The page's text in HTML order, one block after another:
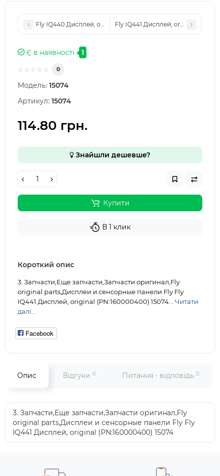
Fly IQ440 Дисплей, original (PN:160000414)
Fly IQ441 Дисплей, original
Є в наявності 1
0
Модель: 15074
Артикул: 15074
114.80 грн.
Знайшли дешевше?
Купити
В 1 клик
Короткий опис
3. Запчасти,Еще запчасти,Запчасти оригинал,Fly
original parts,Дисплеи и сенсорные панели Fly Fly
IQ441 Дисплей, original (PN:160000400) 15074... Читати
далі...
Facebook
Опис Відгуки 0 Питання - відповідь 0
3. Запчасти,Еще запчасти,Запчасти оригинал,Fly
original parts,Дисплеи и сенсорные панели Fly Fly
IQ441 Дисплей, original (PN:160000400) 15074